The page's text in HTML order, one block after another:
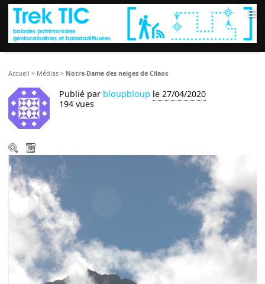
≡
Accueil > Médias > Notre-Dame des neiges de Cilaos
Publié par bloupbloup le 27/04/2020
194 vues